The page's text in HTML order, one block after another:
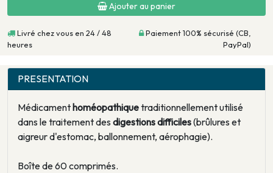
Ajouter au panier
Livré chez vous en 24 / 48
heures
Paiement 100% sécurisé (CB,
PayPal)
PRESENTATION
Médicamenthoméopathiquetraditionnellement utilisé
dans le traitement des digestions difficiles(brûlures et
aigreur d'estomac, ballonnement, aérophagie).
Boîte de 60 comprimés.